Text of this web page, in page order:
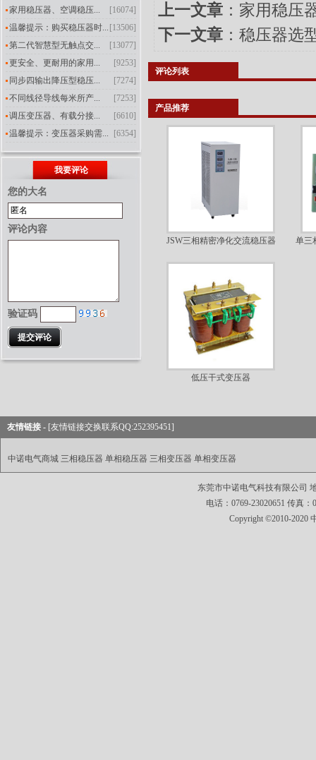
[16074]
家用稳压器、空调稳压...
[13506]
温馨提示：购买稳压器时...
[13077]
第二代智慧型无触点交...
[9253]
更安全、更耐用的家用...
[7274]
同步四输出降压型稳压...
[7253]
不同线径导线每米所产...
[6610]
调压变压器、有载分接...
[6354]
温馨提示：变压器采购需...
我要评论
您的大名
评论内容
验证码
上一文章 ： 家用稳压
下一文章 ： 稳压器选
评论列表
产品推荐
JSW三相精密净化交流稳压器 单三
低压干式变压器
友情链接 - [友情链接交换联系QQ:252395451]
中诺电气商城 三相稳压器 单相稳压器 三相变压器 单相变压器
东莞市中诺电气科技有限公司
电话：0769-23020651 传真：
Copyright ©2010-2020